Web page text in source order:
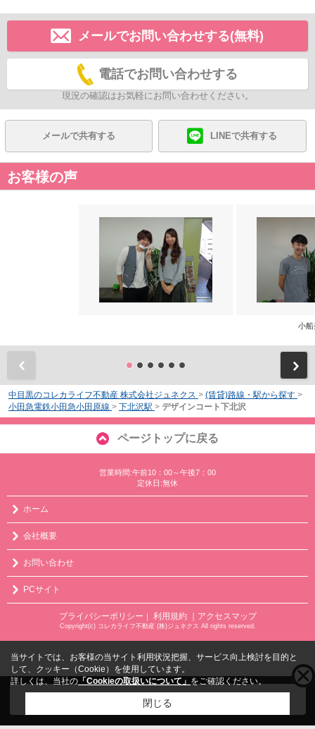
メールでお問い合わせする(無料)
電話でお問い合わせする
現況の確認はお気軽にお問い合わせください。
メールで共有する LINEで共有する
お客様の声
小船
中目黒のコレカライフ不動産 株式会社ジュネクス > (賃貸)路線・駅から探す >
小田急電鉄小田急小田原線 > 下北沢駅 > デザインコート下北沢
ページトップに戻る
営業時間:午前10：00～午後7：00
定休日:無休
ホーム
会社概要
お問い合わせ
PCサイト
プライバシーポリシー 利用規約 ｜アクセスマップ
Copyright(c) コレカライフ不動産 (株)ジュネクス All rights reserved.
こちらの物件をご覧の方にお勧めな物件
当サイトでは、お客様の当サイト利用状況把握、サービス向上検討を目的と
して、クッキー（Cookie）を使用しています。
詳しくは、当社の 「Cookieの取扱いについて」 をご確認ください。
閉じる